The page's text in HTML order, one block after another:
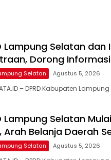
Lampung Selatan dan
Dorong
Selatan Agustus 5, 2026
– DPRD Kabupaten
Lampung Selatan
Arah Belanja Daerah
Selatan Agustus 5, 2026